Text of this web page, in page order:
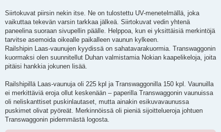
Siirtokuvat piirsin nekin itse. Ne on tulostettu UV-menetelmällä, joka
vaikuttaa tekevän varsin tarkkaa jälkeä. Siirtokuvat vedin yhtenä
paneelina suoraan sivupellin päälle. Helppoa, kun ei yksittäisiä merkintöjä
tarvitse asemoida oikealle paikalleen vaunun kylkeen.
Railshipin Laas-vaunujen kyydissä on sahatavarakuormia. Transwaggonin
kuormaksi olen suunnitellut Duhan valmistamia Nokian kaapelikeloja, joita
pitäisi hankkia jokunen lisää.
Railshipillä Laas-vaunuja oli 225 kpl ja Transwaggonilla 150 kpl. Vaunuilla
ei merkittäviä eroja ollut keskenään – paperilla Transwaggonin vaunuissa
oli neliskanttiset puskinlautaset, mutta ainakin esikuvavaunussa
puskimet olivat pyöreät. Merkinnöissä oli pieniä sijoittelueroja johtuen
Transwaggonin pidemmästä logosta.